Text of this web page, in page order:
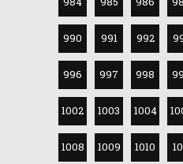
990 991 992
996 997 998
1002 1003 1004
1008 1009 1010